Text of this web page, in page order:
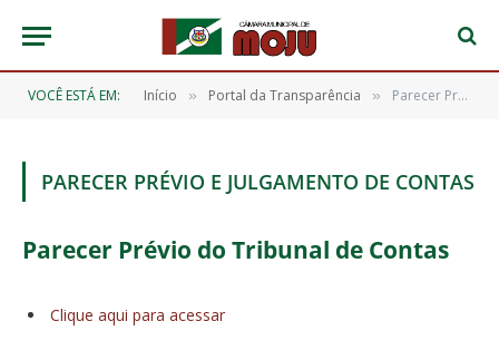
VOCÊ ESTÁ EM: Início » Portal da Transparência » Parecer Prévio e Julgamento de Contas
PARECER PRÉVIO E JULGAMENTO DE CONTAS
Parecer Prévio do Tribunal de Contas
Clique aqui para acessar